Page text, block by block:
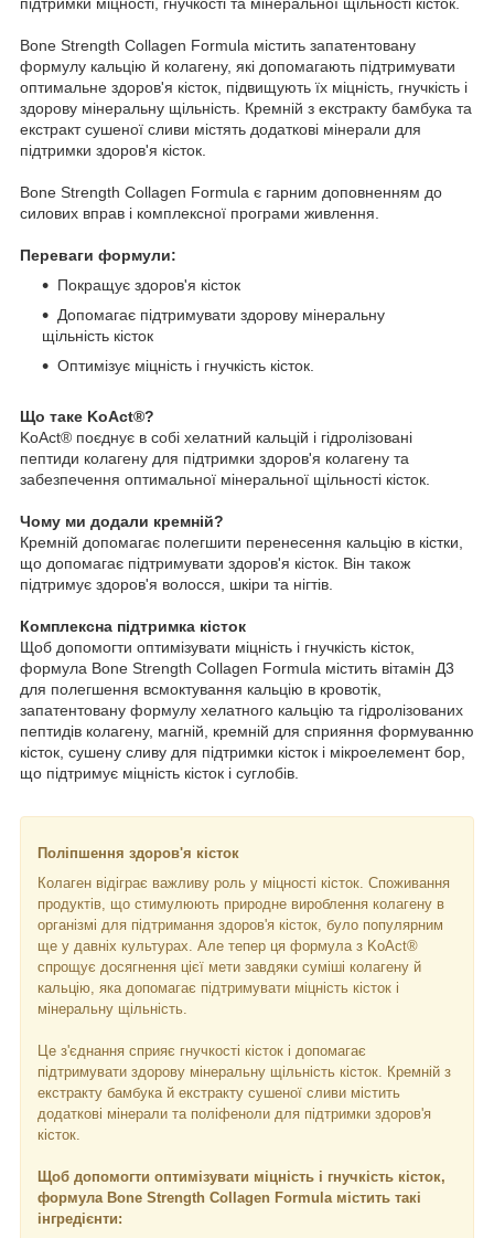
Bone Strength Collagen Formula містить запатентовану
формулу кальцію й колагену, які допомагають підтримувати
оптимальне здоров'я кісток, підвищують їх міцність, гнучкість і
здорову мінеральну щільність. Кремній з екстракту бамбука та
екстракт сушеної сливи містять додаткові мінерали для
підтримки здоров'я кісток.
Bone Strength Collagen Formula є гарним доповненням до
силових вправ і комплексної програми живлення.
Переваги формули:
Покращує здоров'я кісток
Допомагає підтримувати здорову мінеральну
щільність кісток
Оптимізує міцність і гнучкість кісток.
Що таке KoAct®?
KoAct® поєднує в собі хелатний кальцій і гідролізовані
пептиди колагену для підтримки здоров'я колагену та
забезпечення оптимальної мінеральної щільності кісток.
Чому ми додали кремній?
Кремній допомагає полегшити перенесення кальцію в кістки,
що допомагає підтримувати здоров'я кісток. Він також
підтримує здоров'я волосся, шкіри та нігтів.
Комплексна підтримка кісток
Щоб допомогти оптимізувати міцність і гнучкість кісток,
формула Bone Strength Collagen Formula містить вітамін Д3
для полегшення всмоктування кальцію в кровотік,
запатентовану формулу хелатного кальцію та гідролізованих
пептидів колагену, магній, кремній для сприяння формуванню
кісток, сушену сливу для підтримки кісток і мікроелемент бор,
що підтримує міцність кісток і суглобів.
Поліпшення здоров'я кісток
Колаген відіграє важливу роль у міцності кісток. Споживання
продуктів, що стимулюють природне вироблення колагену в
організмі для підтримання здоров'я кісток, було популярним
ще у давніх культурах. Але тепер ця формула з KoAct®
спрощує досягнення цієї мети завдяки суміші колагену й
кальцію, яка допомагає підтримувати міцність кісток і
мінеральну щільність.
Це з'єднання сприяє гнучкості кісток і допомагає
підтримувати здорову мінеральну щільність кісток. Кремній з
екстракту бамбука й екстракту сушеної сливи містить
додаткові мінерали та поліфеноли для підтримки здоров'я
кісток.
Щоб допомогти оптимізувати міцність і гнучкість кісток,
формула Bone Strength Collagen Formula містить такі
інгредієнти: